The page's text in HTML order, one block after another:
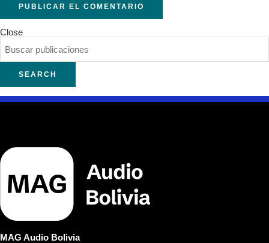
Close
SEARCH
MAG Audio Bolivia